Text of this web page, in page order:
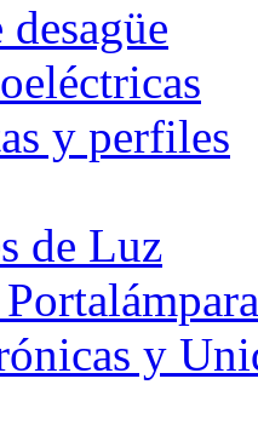
y perfiles
de Luz
y